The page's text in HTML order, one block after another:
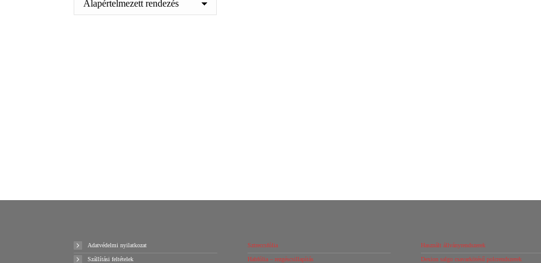
Adatvédelmi nyilatkozat
Szállítási feltételek
Sztreccsfólia
Habfólia – rezgéscsillapítás
Használt állványrendszerek
Dexion salgo csavarkötésű polcrendszerek